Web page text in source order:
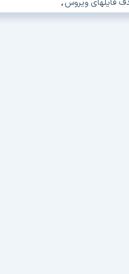
فایلهای ویروس,
,